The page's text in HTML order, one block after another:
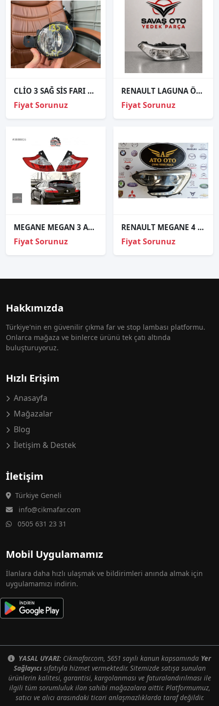
CLİO 3 SAĞ SİS FARI ORJİNAL SIFIR 8200002470
Fiyat Sorunuz
RENAULT LAGUNA ÖN FAR SAĞ SOL 2001 VE ÜZERİ / TAİWAN
Fiyat Sorunuz
MEGANE MEGAN 3 ARKA STOP DIŞ SAĞ SOL HB 2009-2015 ADT FYT
Fiyat Sorunuz
RENAULT MEGANE 4 ORJİNAL ÇIKMA SOL FAR (SARI SOKET) v
Fiyat Sorunuz
Hakkımızda
Türkiye'nin en güvenilir çıkma far ve stop lambası platformu.
Onlarca mağaza ve binlerce ürünü tek çatı altında
buluşturuyoruz.
Hızlı Erişim
Anasayfa
Mağazalar
Blog
İletişim & Destek
İletişim
Türkiye Geneli
info@cikmafar.com
0505 631 23 31
Mobil Uygulamamız
İlanlara daha hızlı ulaşmak ve bildirimleri anında almak için
uygulamamızı indirin.
YASAL UYARI: Cikmafar.com, 5651 sayılı kanun kapsamında Yer
Sağlayıcısıfatıyla hizmet vermektedir. Sitemizde satışa sunulan
ürünlerin kalitesi, garantisi, kargolanması ve faturalandırılması ile
ilgili tüm sorumluluk ilan sahibi mağazalara aittir. Platformumuz,
satıcı ve alıcı arasındaki ticari anlaşmazlıklarda taraf değildir.